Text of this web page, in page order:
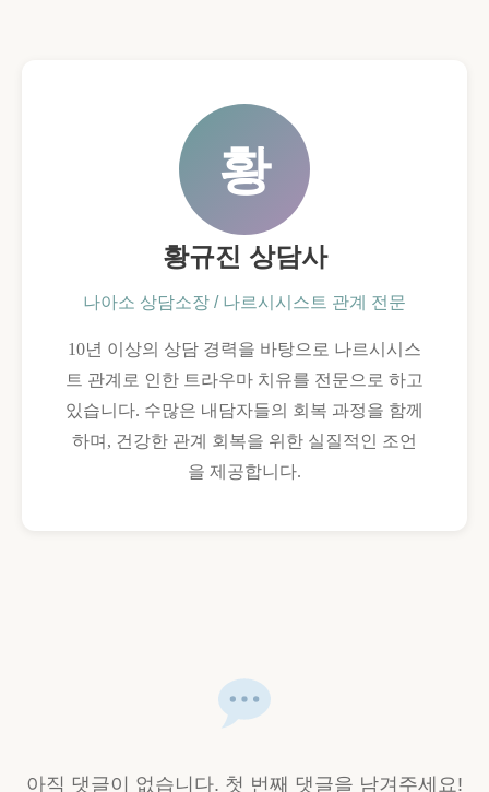
황
황규진 상담사
나아소 상담소장 / 나르시시스트 관계 전문
10년 이상의 상담 경력을 바탕으로 나르시시스
트 관계로 인한 트라우마 치유를 전문으로 하고
있습니다. 수많은 내담자들의 회복 과정을 함께
하며, 건강한 관계 회복을 위한 실질적인 조언
을 제공합니다.
아직 댓글이 없습니다. 첫 번째 댓글을 남겨주세요!